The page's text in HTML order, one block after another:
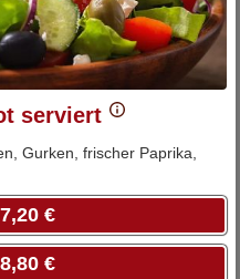
serviert
Gurken, frischer Paprika,
7,20 €
8,80 €